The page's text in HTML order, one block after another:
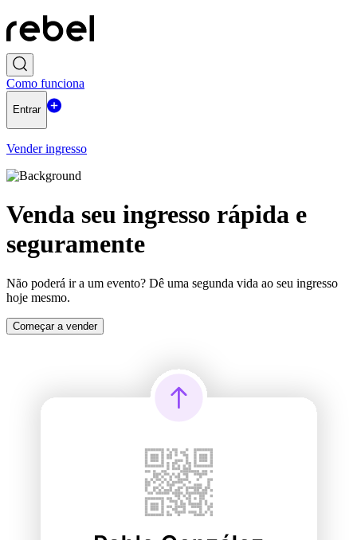
Como funciona
Entrar
Vender ingresso
Venda seu ingresso rápida e
seguramente
Não poderá ir a um evento? Dê uma segunda vida ao seu ingresso
hoje mesmo.
Começar a vender